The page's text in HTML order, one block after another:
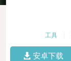
工具
安卓下载